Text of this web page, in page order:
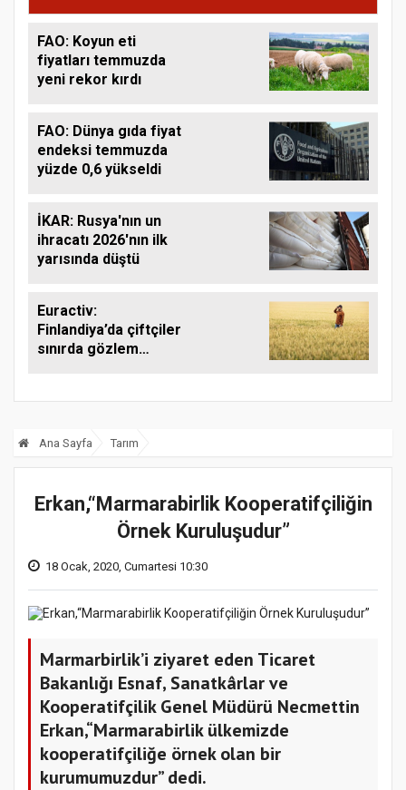
FAO: Koyun eti
fiyatları temmuzda
yeni rekor kırdı
FAO: Dünya gıda fiyat
endeksi temmuzda
yüzde 0,6 yükseldi
İKAR: Rusya'nın un
ihracatı 2026'nın ilk
yarısında düştü
Euractiv:
Finlandiya’da çiftçiler
sınırda gözlem
Ana Sayfa Tarım
Erkan,“Marmarabirlik Kooperatifçiliğin
Örnek Kuruluşudur”
18 Ocak, 2020, Cumartesi 10:30
Marmarbirlik’i ziyaret eden Ticaret
Bakanlığı Esnaf, Sanatkârlar ve
Kooperatifçilik Genel Müdürü Necmettin
Erkan,“Marmarabirlik ülkemizde
kooperatifçiliğe örnek olan bir
kurumumuzdur” dedi.